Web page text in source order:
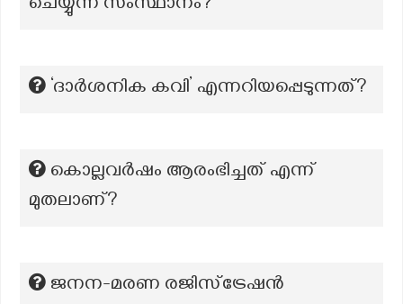
ചെയ്യുന്ന സംസ്ഥാനം?
‘ദാർശനിക കവി’ എന്നറിയപ്പെടുന്നത്?
കൊല്ലവർഷം ആരംഭിച്ചത് എന്ന്
മുതലാണ്?
ജനന-മരണ രജിസ്ട്രേഷൻ